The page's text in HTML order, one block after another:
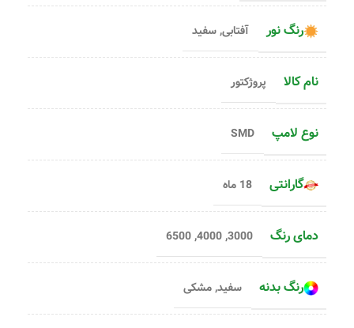
رنگ نور آفتابی,سفید
نام کالا پروژکتور
نوع لامپ SMD
گارانتی 18 ماه
دمای رنگ 3000
,
4000
,
6500
رنگ بدنه سفید,مشکی